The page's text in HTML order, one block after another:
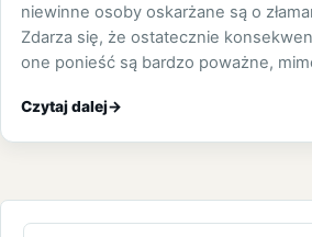
niewinne osoby oskarżane są o
Zdarza się, że ostatecznie
one ponieść są bardzo poważne,
Czytaj dalej→